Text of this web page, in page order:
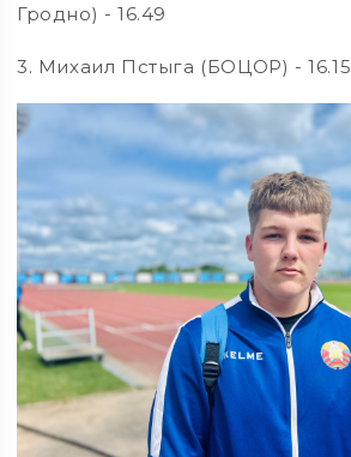
Гродно) - 16.49
3. Михаил Пстыга (БОЦОР) - 16.15